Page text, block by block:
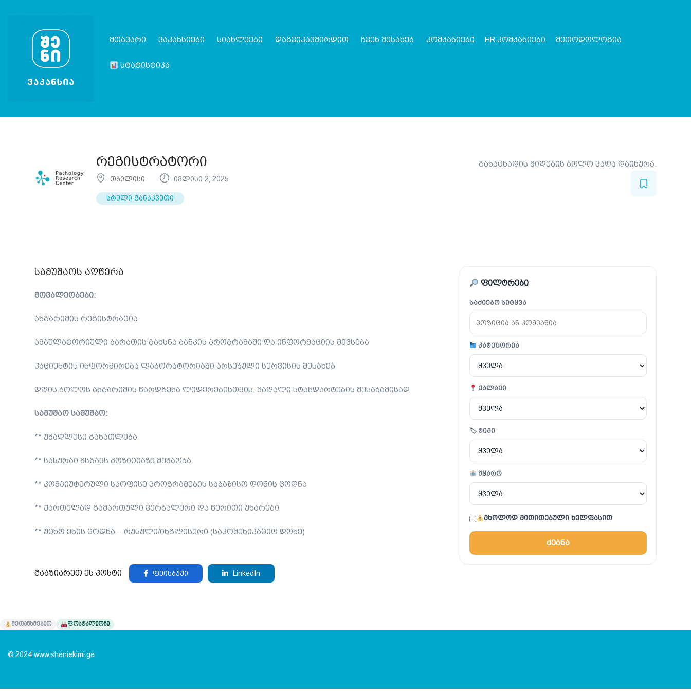
მთავარი ვაკანსიები სიახლეები დაგვიკავშირდით ჩვენ შესახებ კომპანიები HR კომპანიები მეთოდოლოგია
სტატისტიკა
რეგისტრატორი
თბილისი ივლისი 2, 2025
სრული განაკვეთი
განაცხადის მიღების ბოლო ვადა დაიხურა.
სამუშაოს აღწერა
მოვალეობები:
ანგარიშის რეგისტრაცია
ამბულატორიული ბარათის გახსნა ბანკის პროგრამაში და ინფორმაციის შევსება
პაციენტის ინფორმირება ლაბორატორიაში არსებული სერვისის შესახებ
დღის ბოლოს ანგარიშის წარდგენა ლიდერებისთვის, მაღალი სტანდარტების შესაბამისად.
სამუშაო სამუშაო:
** უმაღლესი განათლება
** სასურაი მსგავს პოზიციაზე მუშაობა
** კომპიუტერული საოფისე პროგრამების საბაზისო დონის ცოდნა
** ქართულად გამართული ვერბალური და წერითი უნარები
** უცხო ენის ცოდნა – რუსული/ინგლისური (საკომუნიკაციო დონე)
გააზიარეთ ეს პოსტი ფეისბუქი LinkedIn
ფილტრები
საძიებო სიტყვა
კატეგორია
ქალაქი
🏷 ტიპი
წყარო
მხოლოდ მითითებული ხელფასით
ძებნა
შეთანხმებით ფოსტალიონი
© 2024 www.sheniekimi.ge